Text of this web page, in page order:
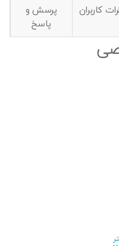
کاربران
پرسش و
پاسخ